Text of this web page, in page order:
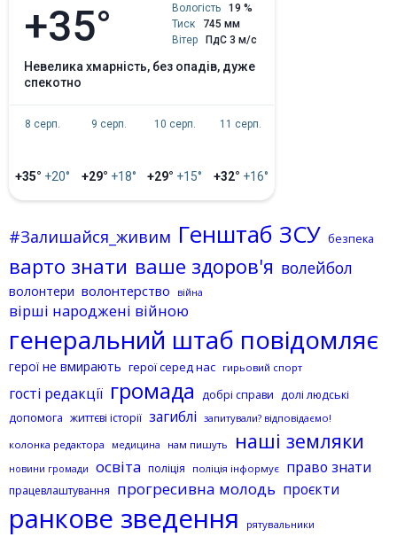
+35° Вологість
19 %
Тиск
745 мм
Вітер
ПдС 3 м/с
невелика хмарність, без опадів, дуже
спекотно
8 серп.
+35° +20°
9 серп.
+29° +18°
10 серп.
+29° +15°
11 серп.
+32° +16°
#Залишайся_живим Генштаб ЗСУ безпека
варто знати ваше здоров'я волейбол
волонтери волонтерство війна
вірші народжені війною
генеральний штаб повідомляє
герої не вмирають герої серед нас гирьовий спорт
гості редакції громада добрі справи долі людські
допомога життєві історії загиблі запитували? відповідаємо!
колонка редактора
медицина нам пишуть наші земляки
новини громади освіта поліція поліція інформує право знати
працевлаштування прогресивна молодь проєкти
ранкове зведення рятувальники